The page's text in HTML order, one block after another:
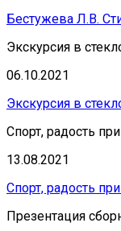
Бестужева Л.В.
Экскурсия в
06.10.2021
Экскурсия в
Спорт, радость
13.08.2021
Спорт, радость
Презентация